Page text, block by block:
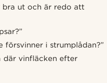
bra ut och är redo att
försvinner i strumplådan?”
där vinfläcken efter